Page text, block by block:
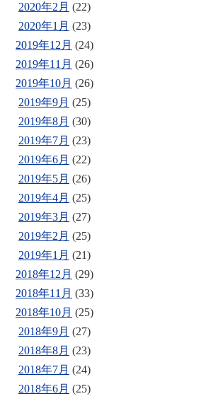
2020年2月 (22)
2020年1月 (23)
2019年12月 (24)
2019年11月 (26)
2019年10月 (26)
2019年9月 (25)
2019年8月 (30)
2019年7月 (23)
2019年6月 (22)
2019年5月 (26)
2019年4月 (25)
2019年3月 (27)
2019年2月 (25)
2019年1月 (21)
2018年12月 (29)
2018年11月 (33)
2018年10月 (25)
2018年9月 (27)
2018年8月 (23)
2018年7月 (24)
2018年6月 (25)